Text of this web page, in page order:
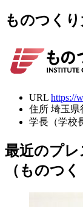
ものつく
URL https://
住所 埼玉県
学長（学校
最近のプ
（ものつく